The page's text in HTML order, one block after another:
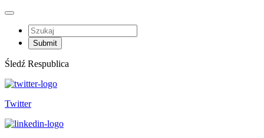
Śledź Respublica
Twitter